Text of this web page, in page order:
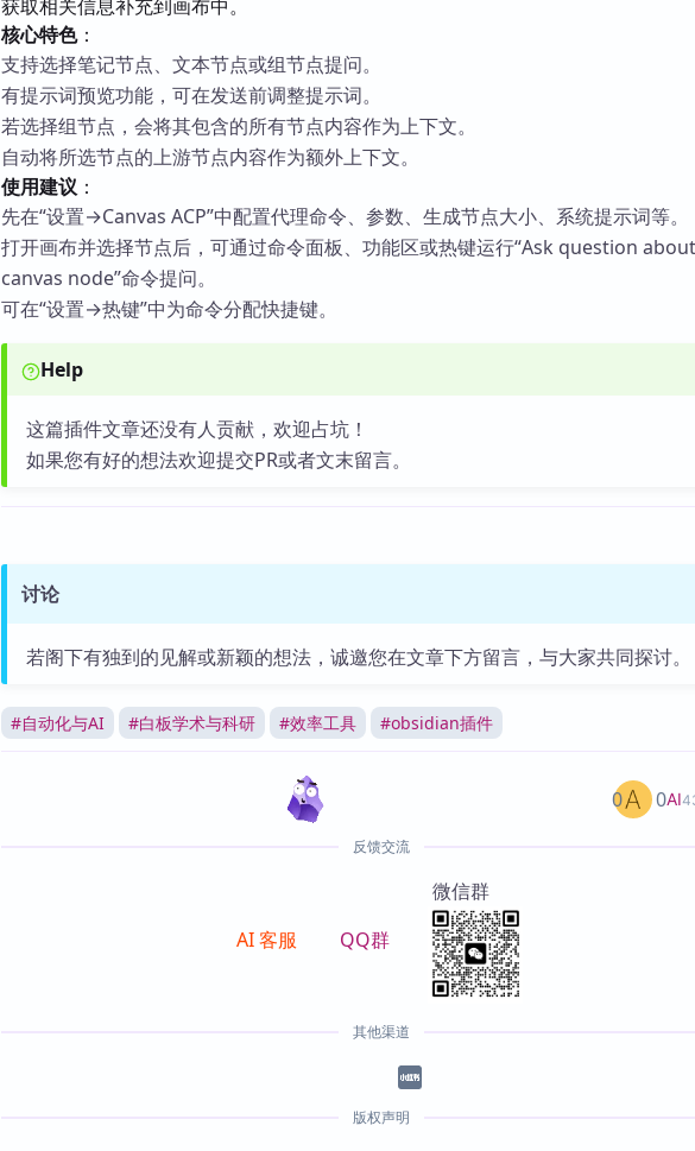
获取相关信息补充到画布中。
核心特色：
支持选择笔记节点、文本节点或组节点提问。
有提示词预览功能，可在发送前调整提示词。
若选择组节点，会将其包含的所有节点内容作为上下文。
自动将所选节点的上游节点内容作为额外上下文。
使用建议 ：
先在“设置→Canvas ACP”中配置代理命令、参数、生成节点大小、系统提示词等。
打开画布并选择节点后，可通过命令面板、功能区或热键运行“Ask question about
canvas node”命令提问。
可在“设置→热键”中为命令分配快捷键。
Help
这篇插件文章还没有人贡献，欢迎占坑！
如果您有好的想法欢迎提交PR或者文末留言。
讨论
若阁下有独到的见解或新颖的想法，诚邀您在文章下方留言，与大家共同探讨。
#自动化与AI #白板学术与科研 #效率工具 #obsidian插件
AI
0 0
反馈交流
AI 客服 QQ群
微信群
其他渠道
版权声明